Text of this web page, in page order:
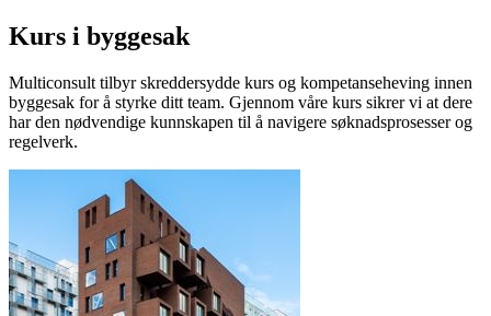
Kurs i byggesak
Multiconsult tilbyr skreddersydde kurs og kompetanseheving innen
byggesak for å styrke ditt team. Gjennom våre kurs sikrer vi at dere
har den nødvendige kunnskapen til å navigere søknadsprosesser og
regelverk.